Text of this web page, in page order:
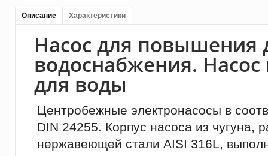
Описание Характеристики
Насос для повышения
водоснабжения.
для воды
Центробежные электронасосы в
DIN 24255. Корпус насоса из чугуна,
нержавеющей стали AISI 316L,